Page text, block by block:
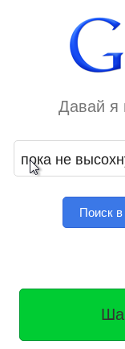
Давай я
Поиск в